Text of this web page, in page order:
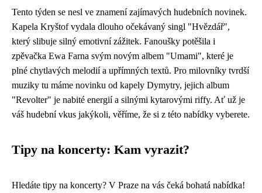
Tento týden se nesl ve znamení zajímavých hudebních novinek.
Kapela Kryštof vydala dlouho očekávaný singl "Hvězdář",
který slibuje silný emotivní zážitek. Fanoušky potěšila i
zpěvačka Ewa Farna svým novým albem "Umami", které je
plné chytlavých melodií a upřímných textů. Pro milovníky tvrdší
muziky tu máme novinku od kapely Dymytry, jejich album
"Revolter" je nabité energií a silnými kytarovými riffy. Ať už je
váš hudební vkus jakýkoli, věříme, že si z této nabídky vyberete.
Tipy na koncerty: Kam vyrazit?
Hledáte tipy na koncerty? V Praze na vás čeká bohatá nabídka!